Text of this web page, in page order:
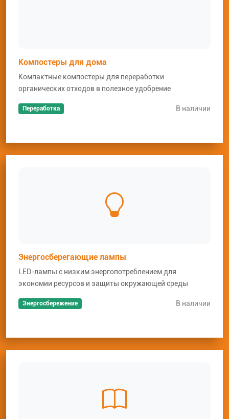
Компостеры для дома
Компактные компостеры для переработки
органических отходов в полезное удобрение
Переработка В наличии
Энергосберегающие лампы
LED-лампы с низким энергопотреблением для
экономии ресурсов и защиты окружающей среды
Энергосбережение В наличии